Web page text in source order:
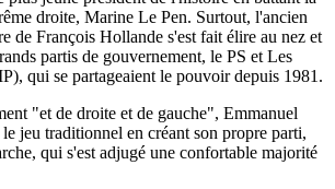
droite, Marine Le Pen. Surtout, l'ancien
de François Hollande s'est fait élire au nez et
partis de gouvernement, le PS et Les
qui se partageaient le pouvoir depuis 1981.
"et de droite et de gauche", Emmanuel
jeu traditionnel en créant son propre parti,
qui s'est adjugé une confortable majorité